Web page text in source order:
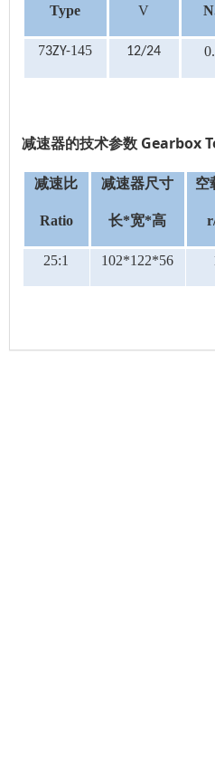
Type V
73ZY-145 12/24
减速器的技术参数Gearbox
减速比
Ratio
减速器尺寸
长*宽*高
空
25:1 102*122*56